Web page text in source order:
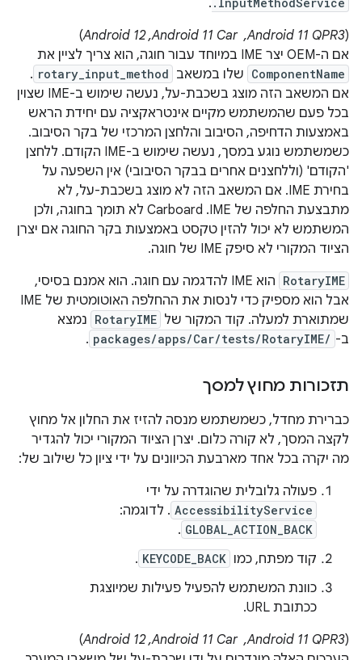
.
‫(
Android 11 QPR3, ‏ Android 11 Car,‏ Android 12
)
אם ה-OEM יצר IME במיוחד עבור חוגה, הוא צריך לציין את
ComponentName שלו במשאב rotary_input_method
.
אם המשאב הזה מוצג בשכבת-על, נעשה שימוש ב-IME שצוין
בכל פעם שהמשתמש מקיים אינטראקציה עם יחידת הראש
באמצעות הדחיפה, הסיבוב והלחצן המרכזי של בקר הסיבוב.
כשמשתמש נוגע במסך, נעשה שימוש ב-IME הקודם. ללחצן
'הקודם' (וללחצנים אחרים בבקר הסיבובי) אין השפעה על
בחירת IME. אם המשאב הזה לא מוצג בשכבת-על, לא
מתבצעת החלפה של IME. ‫Carboard לא תומך בחוגה, ולכן
המשתמש לא יכול להזין טקסט באמצעות בקר החוגה אם יצרן
הציוד המקורי לא סיפק IME של חוגה.
RotaryIME
הוא IME להדגמה עם חוגה. הוא אמנם בסיסי,
אבל הוא מספיק כדי לנסות את ההחלפה האוטומטית של IME
שמתוארת למעלה. קוד המקור של RotaryIME נמצא
ב- packages/apps/Car/tests/RotaryIME/
.
תזכורות מחוץ למסך
כברירת מחדל, כשמשתמש מנסה להזיז את החלון אל מחוץ
לקצה המסך, לא קורה כלום. יצרן הציוד המקורי יכול להגדיר
מה יקרה בכל אחד מארבעת הכיוונים על ידי ציון כל שילוב של:
פעולה גלובלית שהוגדרה על ידי
AccessibilityService . לדוגמה:
GLOBAL_ACTION_BACK
.
קוד מפתח, כמו KEYCODE_BACK
.
כוונת המשתמש להפעיל פעילות שמיוצגת
ככתובת URL.
‫(
Android 11 QPR3, ‏ Android 11 Car,‏ Android 12
)